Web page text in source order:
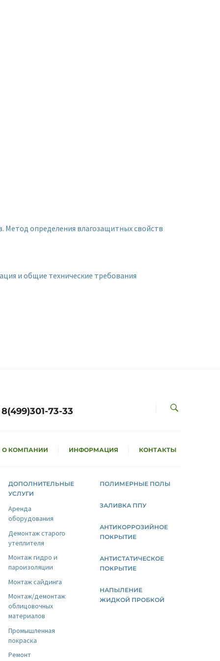
Метод определения влагозащитных свойств
и общие технические требования
8(499)301-73-33
О КОМПАНИИ ИНФОРМАЦИЯ КОНТАКТЫ
ДОПОЛНИТЕЛЬНЫЕ
УСЛУГИ
Аренда
оборудования
Демонтаж старого
утеплителя
Монтаж гидро и
пароизоляции
Монтаж сайдинга
Монтаж/демонтаж
облицовочных
материалов
Промышленная
покраска
Ремонт
ПОЛИМЕРНЫЕ ПОЛЫ
ЗАЛИВКА ППУ
АНТИКОРРОЗИЙНОЕ
ПОКРЫТИЕ
АНТИСТАТИЧЕСКОЕ
ПОКРЫТИЕ
НАПЫЛЕНИЕ
ЖИДКОЙ ПРОБКОЙ